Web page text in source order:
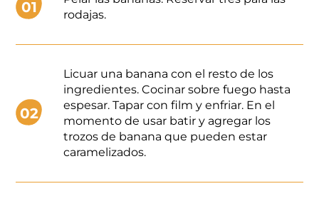
01
rodajas.
02
Licuar una banana con el resto de los
ingredientes. Cocinar sobre fuego hasta
espesar. Tapar con film y enfriar. En el
momento de usar batir y agregar los
trozos de banana que pueden estar
caramelizados.